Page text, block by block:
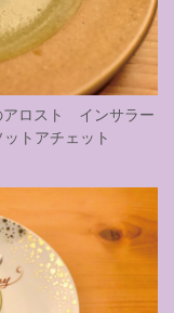
アロスト インサラー
トアチェット